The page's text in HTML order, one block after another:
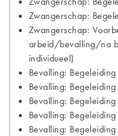
Zwangerschap:
Zwangerschap:
arbeid/bevalling/na
individueel)
Bevalling:
Bevalling:
Bevalling:
Bevalling:
Bevalling: